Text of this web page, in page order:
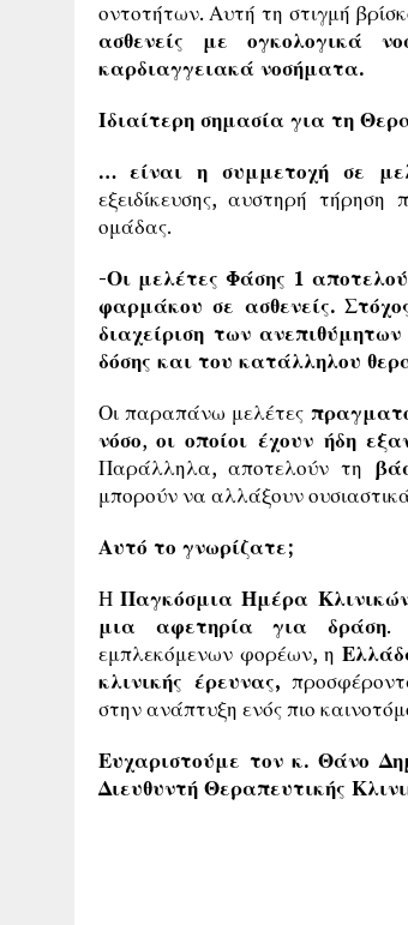
οντοτήτων. Αυτή τη στιγμή
ασθενείς με ογκολογικά
καρδιαγγειακά νοσήματα.
Ιδιαίτερη σημασία για τη
… είναι η συμμετοχή σε
εξειδίκευσης, αυστηρή
ομάδας.
-Οι μελέτες Φάσης 1
φαρμάκου σε ασθενείς.
διαχείριση των
δόσης και του κατάλληλου
Οι παραπάνω μελέτες
νόσο, οι οποίοι έχουν ήδη
Παράλληλα, αποτελούν τη
μπορούν να αλλάξουν
Αυτό το γνωρίζατε;
ΗΠαγκόσμια Ημέρα
μια αφετηρία για δράση.
εμπλεκόμενων φορέων, η
κλινικής έρευνας,
στην ανάπτυξη ενός πιο
Ευχαριστούμε τον κ. Θάνο
Διευθυντή Θεραπευτικής